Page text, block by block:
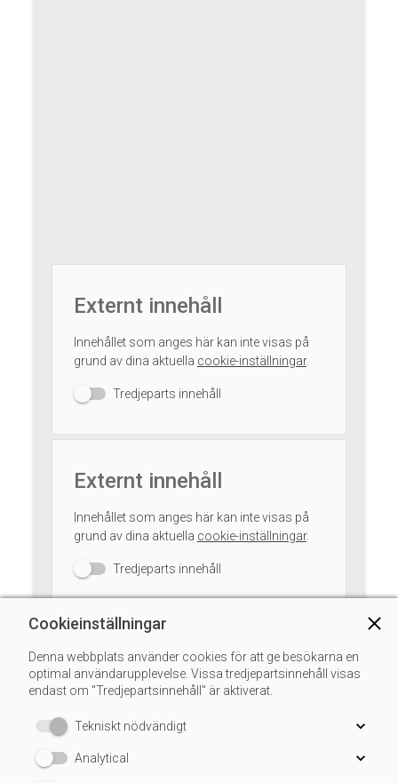
Externt innehåll
Innehållet som anges här kan inte visas på
grund av dina aktuella cookie-inställningar.
Tredjeparts innehåll
Externt innehåll
Innehållet som anges här kan inte visas på
grund av dina aktuella cookie-inställningar.
Tredjeparts innehåll
Vi talar följande språk:
Cookieinställningar
Denna webbplats använder cookies för att ge besökarna en
optimal användarupplevelse. Vissa tredjepartsinnehåll visas
endast om "Tredjepartsinnehåll" är aktiverat.
Tekniskt nödvändigt
Analytical